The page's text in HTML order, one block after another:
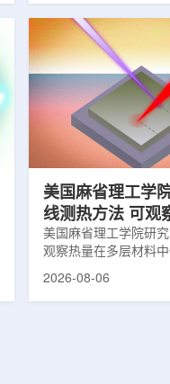
互作用识别、事件分
力。DUNE位于长基
前已开始安装大型中
结构元件。该实验由
器组成：近探测器位
探测器设在南达科他
设施地下约1英里处。
用液氩时间投影室技
美国麻省理工学
线测热方法 可观
构热传递
美国麻省理工学院研
观察热量在多层材料
可用于精确测量计算机
2026-08-06